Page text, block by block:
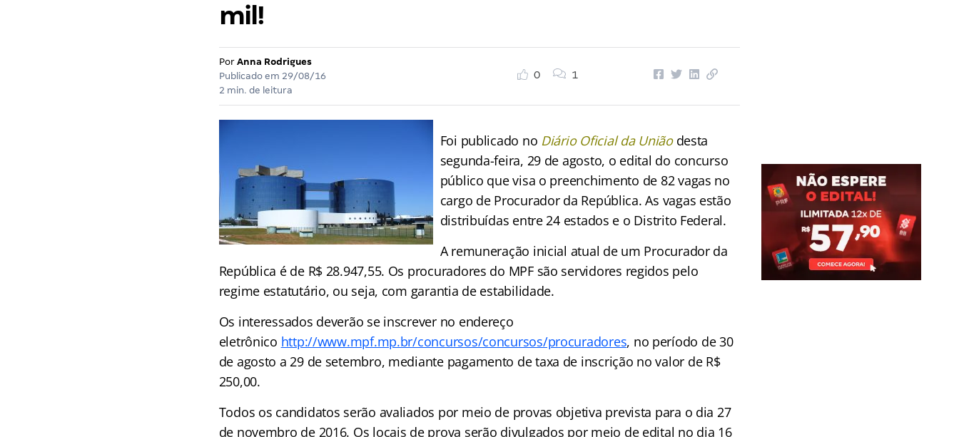
mil!
Por Anna Rodrigues
Publicado em 29/08/16
2 min. de leitura
0 1
Foi publicado no Diário Oficial da Uniãodesta
segunda-feira, 29 de agosto, o edital do concurso
público que visa o preenchimento de 82 vagas no
cargo de Procurador da República. As vagas estão
distribuídas entre 24 estados e o Distrito Federal.
A remuneração inicial atual de um Procurador da
República é de R$ 28.947,55. Os procuradores do MPF são servidores regidos pelo
regime estatutário, ou seja, com garantia de estabilidade.
Os interessados deverão se inscrever no endereço
eletrônico http://www.mpf.mp.br/concursos/concursos/procuradores, no período de 30
de agosto a 29 de setembro, mediante pagamento de taxa de inscrição no valor de R$
250,00.
Todos os candidatos serão avaliados por meio de provas objetiva prevista para o dia 27
de novembro de 2016. Os locais de prova serão divulgados por meio de edital no dia 16